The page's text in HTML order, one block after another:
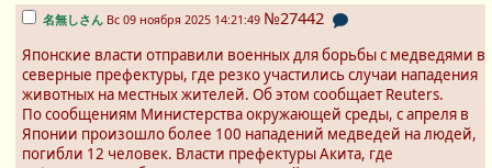
名無しさん Вс 09 ноября 2025 14:21:49 №27442
Японские власти отправили военных для борьбы с медведями в
северные префектуры, где резко участились случаи нападения
животных на местных жителей. Об этом сообщает Reuters.
По сообщениям Министерства окружающей среды, с апреля в
Японии произошло более 100 нападений медведей на людей,
погибли 12 человек. Власти префектуры Акита, где